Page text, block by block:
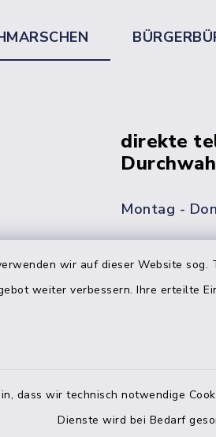
wir auf dieser Website
weiter verbessern. Ihre erteilte
dass wir technisch notwendige
Dienste wird bei Bedarf
direkte
Montag -
Freitag
Online-
Haben Sie
keinen